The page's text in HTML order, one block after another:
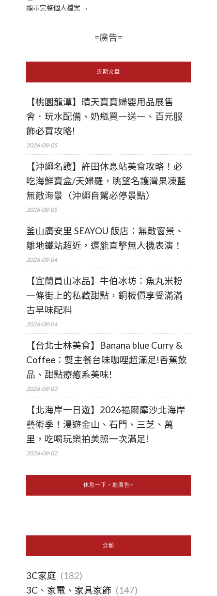
顯示完整個人檔案 →
=廣告=
近期文章
【桃園龍潭】晴天寶寶婦嬰用品展售
會．玩水配備、奶瓶買一送一、百元服
飾必買攻略!
2026-08-05
【沖繩名護】許田休息站美食攻略！必
吃海鮮寶盒/天婦羅，眺望名護灣果凍藍
無敵海景（沖繩自駕必停景點）
2026-08-05
釜山廣安里 SEAYOU 飯店：無敵窗景、
離地鐵站超近，還能直擊無人機表演！
2026-08-04
【宜蘭員山冰品】牛伯冰坊：魚丸米粉
一條街上的私藏甜點，銅板價享受滿滿
古早味配料
2026-08-04
【台北士林美食】Banana blue Curry &
Coffee：雙主餐台味咖哩超滿足!香蕉飲
品、甜點療癒系美味!
2026-08-03
【北海岸一日遊】2026福爾摩沙北海岸
藝術季！漫遊金山、石門、三芝、萬
里，吃喝玩樂拍美照一次滿足!
2026-08-02
休息一下，進廣告~
分類
3C家庭 (182)
3C、家電、家具家飾 (147)